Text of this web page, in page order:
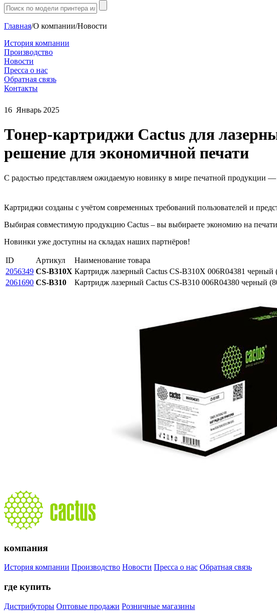
Главная/О компании/Новости
История компании
Производство
Новости
Пресса о нас
Обратная связь
Контакты
16 Январь 2025
Тонер-картриджи Cactus для
решение для экономичной печати
С радостью представляем ожидаемую новинку в мире печатной продукции
Картриджи созданы с учётом современных требований пользователей и
Выбирая совместимую продукцию Cactus – вы выбираете экономию на печати,
Новинки уже доступны на складах наших партнёров!
ID Артикул
Наименование товара
2056349 CS-B310X Картридж лазерный Cactus CS-B310X 006R04381
2061690 CS-B310 Картридж лазерный Cactus CS-B310 006R04380 черный
компания
История компании Производство Новости Пресса о нас Обратная связь
где купить
Дистрибуторы Оптовые продажи Розничные магазины